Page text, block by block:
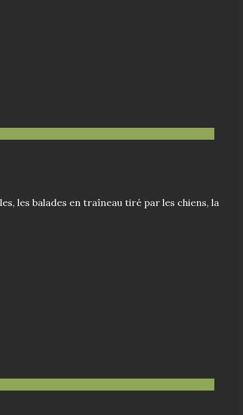
les balades en traîneau tiré par les chiens, la